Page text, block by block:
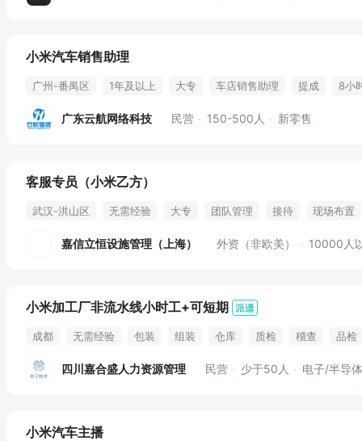
小米汽车销售助理
广州-番禺区 1年及以上 大专 车店销售助理 提成 8小
广东云航网络科技 民营 150-500人 新零售
客服专员（小米乙方）
武汉-洪山区 无需经验 大专 团队管理 接待
现场布置
嘉信立恒设施管理（上海） 外资（非欧美） 10000人
小米加工厂非流水线小时工+可短期
成都 无需经验 包装 组装 仓库 质检 稽查
品检
包吃包住
四川嘉合盛人力资源管理 民营 少于50人 电子/半导
小米汽车主播